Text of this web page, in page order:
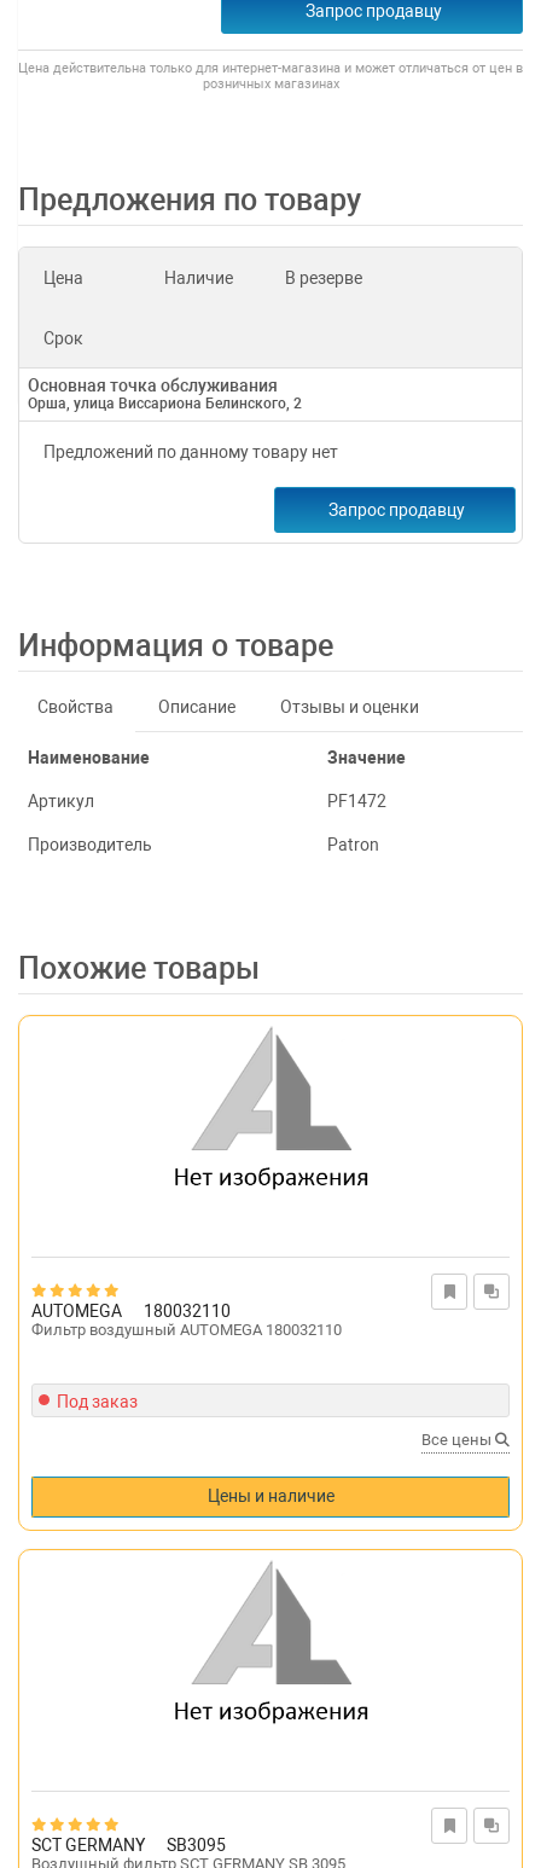
Запрос продавцу
Цена действительна только для интернет-магазина и может отличаться от цен в
розничных магазинах
Предложения по товару
Цена Наличие В резерве
Срок
Основная точка обслуживания
Орша, улица Виссариона Белинского, 2
Предложений по данному товару нет
Запрос продавцу
Информация о товаре
Свойства Описание Отзывы и оценки
Наименование Значение
Артикул PF1472
Производитель Patron
Похожие товары
AUTOMEGA 180032110
Фильтр воздушный AUTOMEGA 180032110
Под заказ
Все цены
Цены и наличие
SCT GERMANY SB3095
Воздушный фильтр SCT GERMANY SB 3095